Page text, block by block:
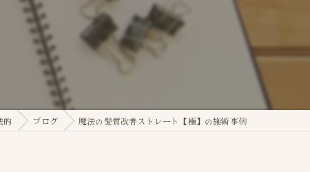
的 ブログ 魔法の髪質改善ストレート【極】の施術事例